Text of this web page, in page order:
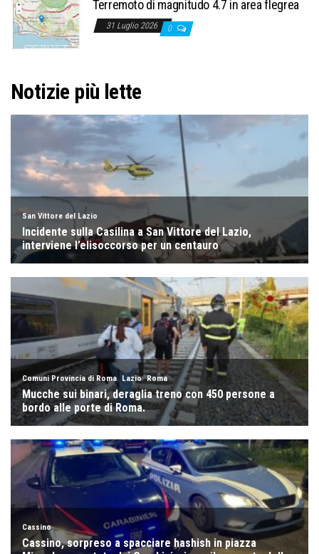
Terremoto di magnitudo 4.7 in area flegrea
31 Luglio 2026 0
Notizie più lette